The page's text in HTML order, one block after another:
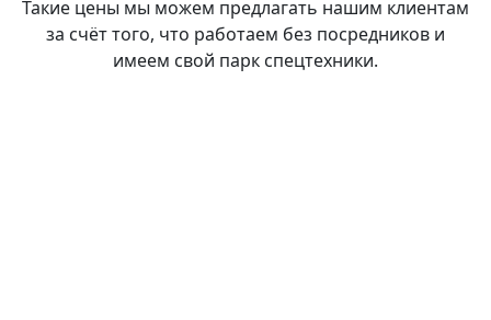
Такие цены мы можем предлагать нашим клиентам
за счёт того, что работаем без посредников и
имеем свой парк спецтехники.